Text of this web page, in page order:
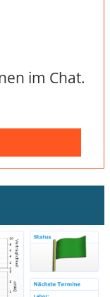
im Chat.